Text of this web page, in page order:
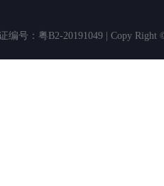
编号：粤B2-20191049 | Copy